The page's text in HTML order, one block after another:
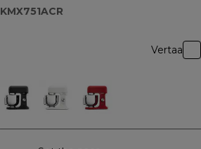
KMX751ACR
Vertaa